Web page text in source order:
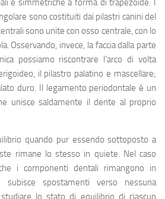
e simmetriche a forma di trapezoide. I
sono costituiti dai pilastri canini del
sono unite con osso centrale, con lo
Osservando, invece, la faccia dalla parte
possiamo riscontrare l’arco di volta
il pilastro palatino e mascellare;
duro. Il legamento periodontaleè un
unisce saldamente il dente al proprio
quando pur essendo sottoposto a
rimane lo stesso in quiete. Nel caso
i componenti dentali rimangono in
subisce spostamenti verso nessuna
lo stato di equilibrio di ciascun